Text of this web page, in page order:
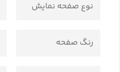
نوع صفحه نمایش
رنگ صفحه